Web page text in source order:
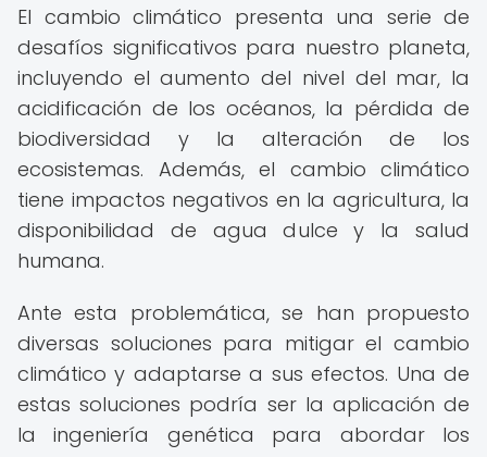
El cambio climático presenta una serie de
desafíos significativos para nuestro planeta,
incluyendo el aumento del nivel del mar, la
acidificación de los océanos, la pérdida de
biodiversidad y la alteración de los
ecosistemas. Además, el cambio climático
tiene impactos negativos en la agricultura, la
disponibilidad de agua dulce y la salud
humana.
Ante esta problemática, se han propuesto
diversas soluciones para mitigar el cambio
climático y adaptarse a sus efectos. Una de
estas soluciones podría ser la aplicación de
la ingeniería genética para abordar los